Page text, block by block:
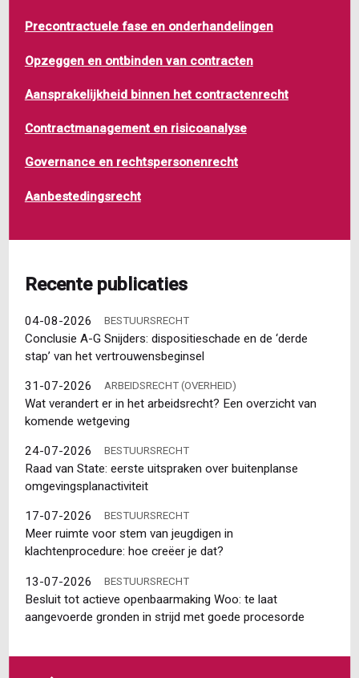
Precontractuele fase en onderhandelingen
Opzeggen en ontbinden van contracten
Aansprakelijkheid binnen het contractenrecht
Contractmanagement en risicoanalyse
Governance en rechtspersonenrecht
Aanbestedingsrecht
Recente publicaties
04-08-2026 BESTUURSRECHT
Conclusie A-G Snijders: dispositieschade en de ‘derde
stap’ van het vertrouwensbeginsel
31-07-2026 ARBEIDSRECHT (OVERHEID)
Wat verandert er in het arbeidsrecht? Een overzicht van
komende wetgeving
24-07-2026 BESTUURSRECHT
Raad van State: eerste uitspraken over buitenplanse
omgevingsplanactiviteit
17-07-2026 BESTUURSRECHT
Meer ruimte voor stem van jeugdigen in
klachtenprocedure: hoe creëer je dat?
13-07-2026 BESTUURSRECHT
Besluit tot actieve openbaarmaking Woo: te laat
aangevoerde gronden in strijd met goede procesorde